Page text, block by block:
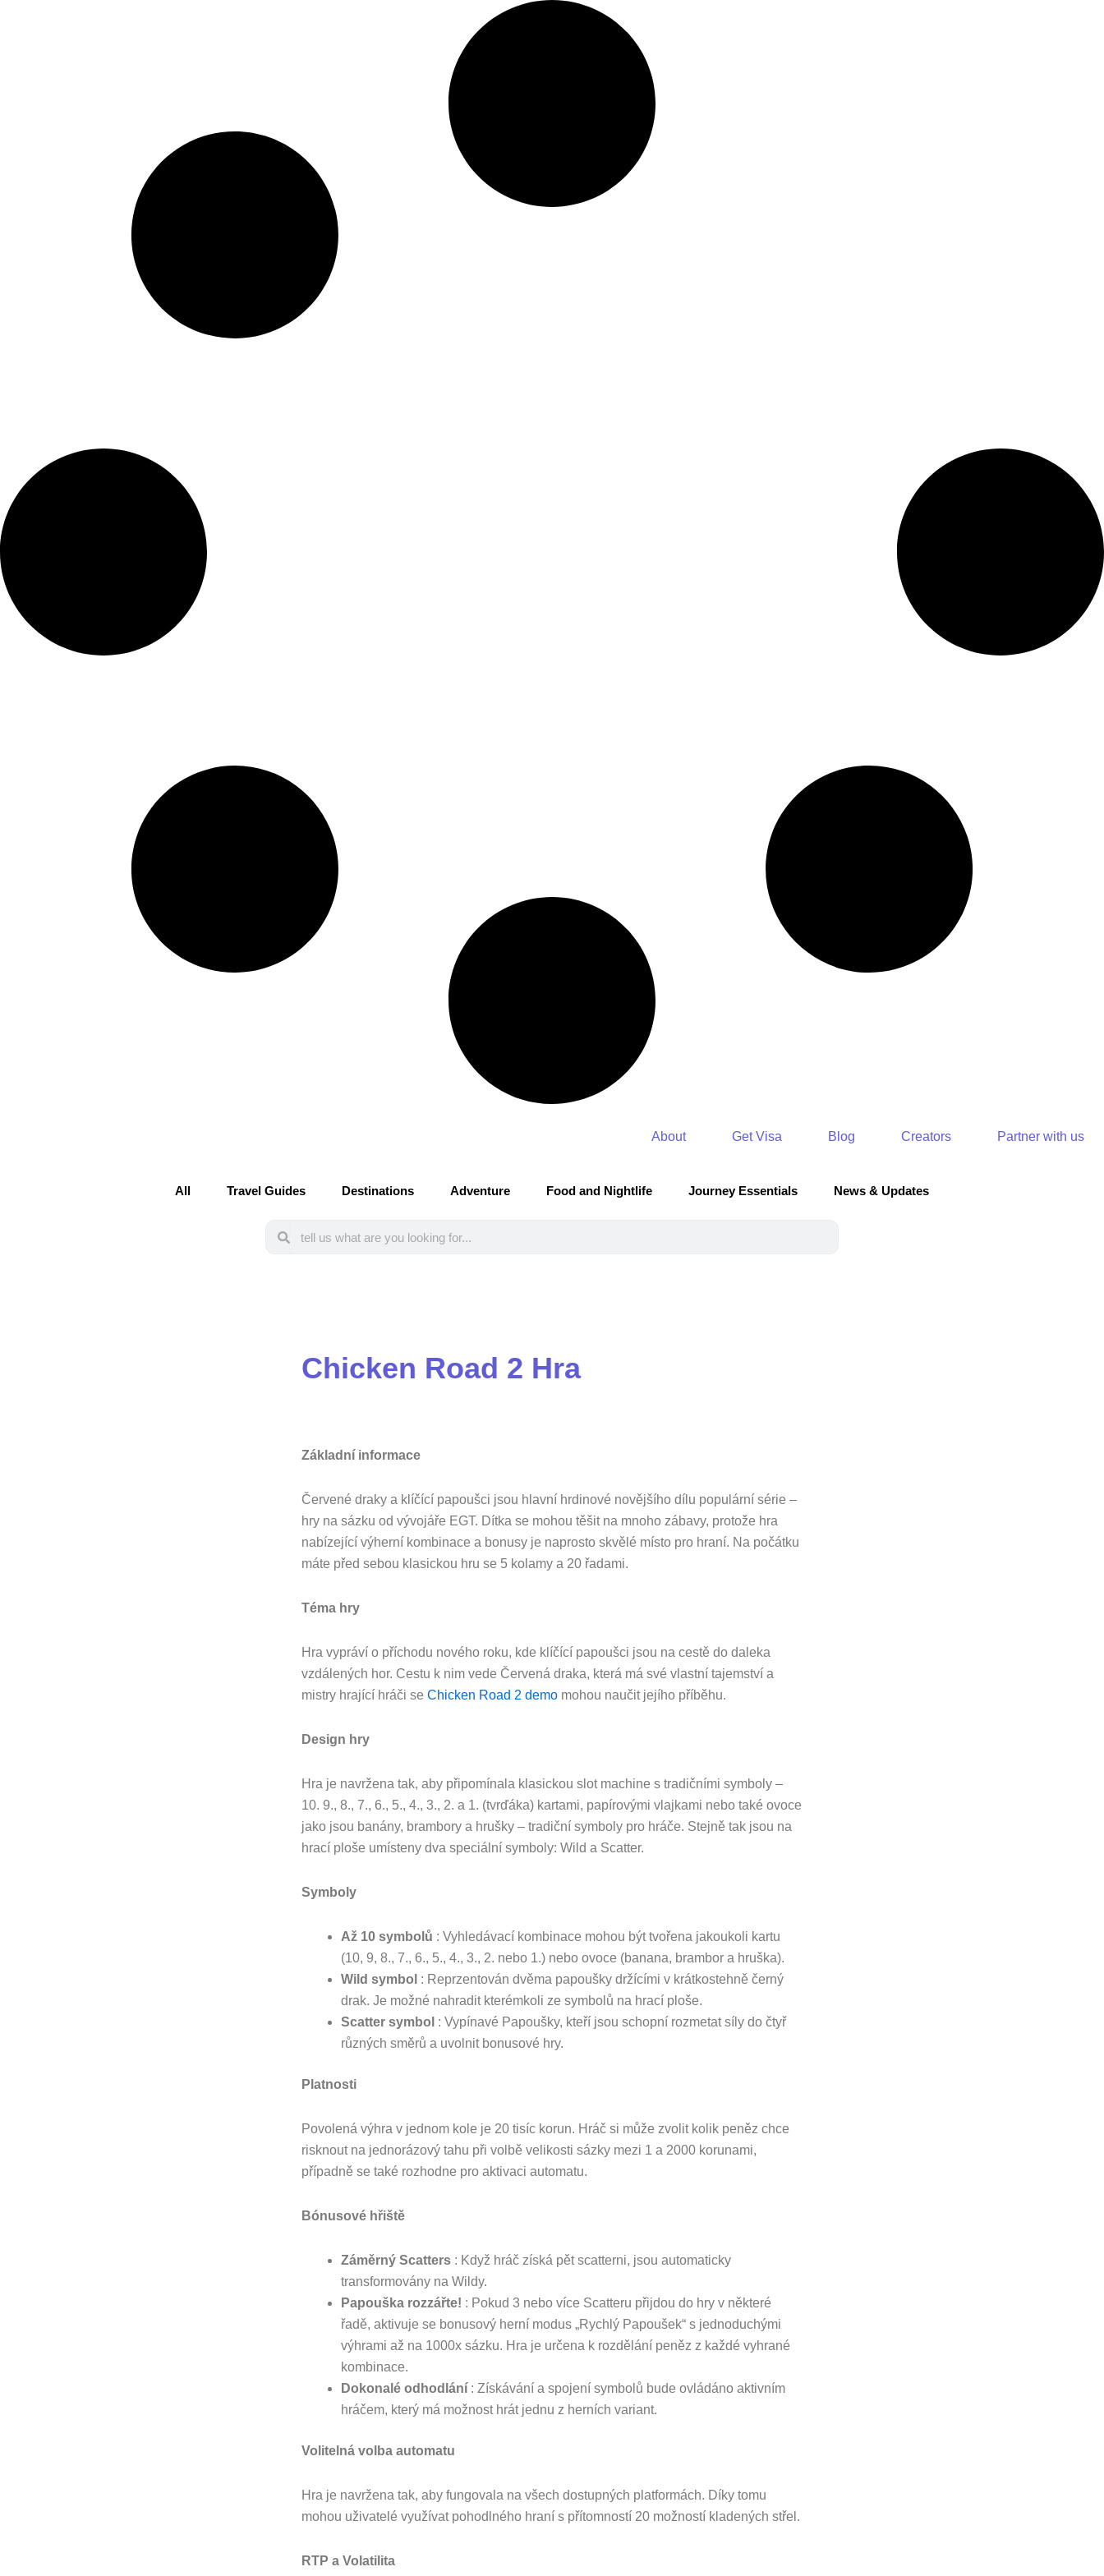
About Get Visa Blog Creators Partner with us
All Travel Guides Destinations Adventure Food and Nightlife Journey Essentials News & Updates
SearchSearch
Chicken Road 2 Hra
Základní informace
Červené draky a klíčící papoušci jsou hlavní hrdinové novějšího dílu populární série –
hry na sázku od vývojáře EGT. Dítka se mohou těšit na mnoho zábavy, protože hra
nabízející výherní kombinace a bonusy je naprosto skvělé místo pro hraní. Na počátku
máte před sebou klasickou hru se 5 kolamy a 20 řadami.
Téma hry
Hra vypráví o příchodu nového roku, kde klíčící papoušci jsou na cestě do daleka
vzdálených hor. Cestu k nim vede Červená draka, která má své vlastní tajemství a
mistry hrající hráči se Chicken Road 2 demo mohou naučit jejího příběhu.
Design hry
Hra je navržena tak, aby připomínala klasickou slot machine s tradičními symboly –
10. 9., 8., 7., 6., 5., 4., 3., 2. a 1. (tvrďáka) kartami, papírovými vlajkami nebo také ovoce
jako jsou banány, brambory a hrušky – tradiční symboly pro hráče. Stejně tak jsou na
hrací ploše umísteny dva speciální symboly: Wild a Scatter.
Symboly
Až 10 symbolů : Vyhledávací kombinace mohou být tvořena jakoukoli kartu
(10, 9, 8., 7., 6., 5., 4., 3., 2. nebo 1.) nebo ovoce (banana, brambor a hruška).
Wild symbol : Reprzentován dvěma papoušky držícími v krátkostehně černý
drak. Je možné nahradit kterémkoli ze symbolů na hrací ploše.
Scatter symbol : Vypínavé Papoušky, kteří jsou schopní rozmetat síly do čtyř
různých směrů a uvolnit bonusové hry.
Platnosti
Povolená výhra v jednom kole je 20 tisíc korun. Hráč si může zvolit kolik peněz chce
risknout na jednorázový tahu při volbě velikosti sázky mezi 1 a 2000 korunami,
případně se také rozhodne pro aktivaci automatu.
Bónusové hřiště
Záměrný Scatters : Když hráč získá pět scatterni, jsou automaticky
transformovány na Wildy.
Papouška rozzářte! : Pokud 3 nebo více Scatteru přijdou do hry v některé
řadě, aktivuje se bonusový herní modus „Rychlý Papoušek“ s jednoduchými
výhrami až na 1000x sázku. Hra je určena k rozdělání peněz z každé vyhrané
kombinace.
Dokonalé odhodlání : Získávání a spojení symbolů bude ovládáno aktivním
hráčem, který má možnost hrát jednu z herních variant.
Volitelná volba automatu
Hra je navržena tak, aby fungovala na všech dostupných platformách. Díky tomu
mohou uživatelé využívat pohodlného hraní s přítomností 20 možností kladených střel.
RTP a Volatilita